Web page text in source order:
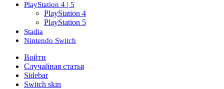
PlayStation 4 | 5
PlayStation 4
PlayStation 5
Stadia
Nintendo Switch
Войти
Случайная статья
Sidebar
Switch skin